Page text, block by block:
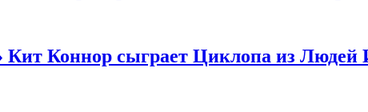
Кит Коннор сыграет Циклопа из